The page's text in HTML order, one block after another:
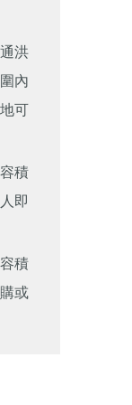
洪
內
可
積
即
積
或